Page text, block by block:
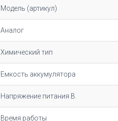
Модель (артикул)
Аналог
Химический тип
Емкость аккумулятора
Напряжение питания В.
Время работы